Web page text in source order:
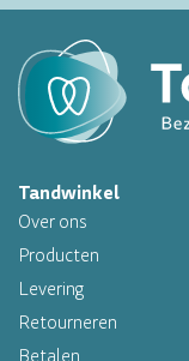
Op
Tandwinkel
Over ons
Producten
Levering
Retourneren